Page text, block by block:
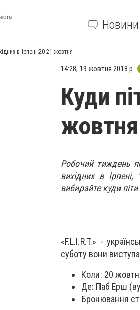
Новини
в Ірпені 20-21 жовтня
14:28, 19 жовтня 2018 р.
Куди
жовтня
Робочий тиждень
вихідних в
вибирайте куди
«F.L.I.R.T.» -
суботу вони
Коли: 20
Де: Паб Ёрш
Бронювання